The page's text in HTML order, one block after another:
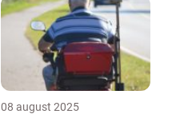
08 august 2025